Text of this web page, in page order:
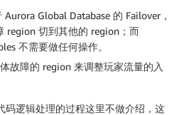
Global Database 的 Failover，
region 切到其他的 region；而
不需要做任何操作。
故障的 region 来调整玩家流量的入
码逻辑处理的过程这里不做介绍，这